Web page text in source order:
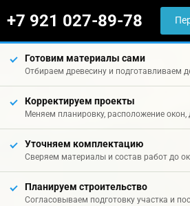
+7 921 027-89-78
Готовим материалы сами
Отбираем древесину и подготавливаем
Корректируем проекты
Меняем планировку, расположение окон,
Уточняем комплектацию
Сверяем материалы и состав работ до
Планируем строительство
Согласовываем подготовку участка и